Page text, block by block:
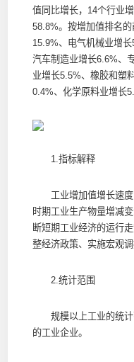
值同比增长，14个行业
58.8%。按增加值排名
15.9%、电气机械业增
汽车制造业增长6.6%、
业增长5.5%、橡胶和塑
0.4%、化学原料业增长
1.指标解释
工业增加值增长速度
时期工业生产物量增减
断短期工业经济的运行
整经济政策、实施宏观
2.统计范围
规模以上工业的统计
的工业企业。